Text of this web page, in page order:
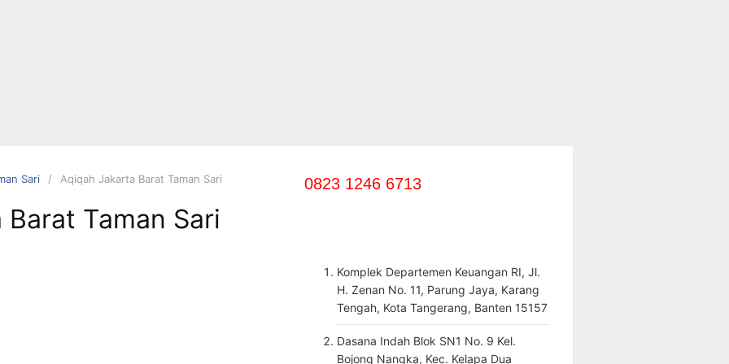
Sari Aqiqah Jakarta Barat Taman Sari
Taman Sari
0823 1246 6713
Komplek Departemen Keuangan RI, Jl.
H. Zenan No. 11, Parung Jaya, Karang
Tengah, Kota Tangerang, Banten 15157
Dasana Indah Blok SN1 No. 9 Kel.
Bojong Nangka, Kec. Kelapa Dua